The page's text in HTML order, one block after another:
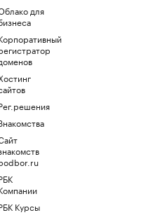
для
Курсы